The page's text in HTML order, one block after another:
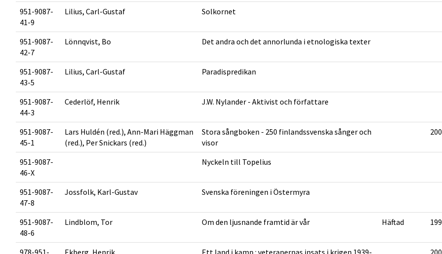
951-9087-
41-9
Lilius, Carl-Gustaf Solkornet
951-9087-
42-7
Lönnqvist, Bo Det andra och det annorlunda i etnologiska texter
951-9087-
43-5
Lilius, Carl-Gustaf Paradispredikan
951-9087-
44-3
Cederlöf, Henrik J.W. Nylander - Aktivist och författare
951-9087-
45-1
Lars Huldén (red.), Ann-Mari Häggman
(red.), Per Snickars (red.)
Stora sångboken - 250 finlandssvenska sånger och
visor
951-9087-
46-X
Nyckeln till Topelius
951-9087-
47-8
Jossfolk, Karl-Gustav Svenska föreningen i Östermyra
951-9087-
48-6
Lindblom, Tor Om den ljusnande framtid är vår Häftad
978-951- Ekberg, Henrik Ett land i kamp : veteranernas insats i krigen 1939-